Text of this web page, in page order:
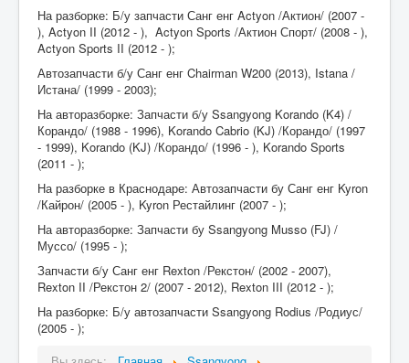
На разборке: Б/у запчасти Санг енг Actyon /Актион/ (2007 -
), Actyon II (2012 - ), Actyon Sports /Актион Спорт/ (2008 - ),
Actyon Sports II (2012 - );
Автозапчасти б/у Санг енг Chairman W200 (2013), Istana /
Истана/ (1999 - 2003);
На авторазборке: Запчасти б/у Ssangyong Korando (K4) /
Корандо/ (1988 - 1996), Korando Cabrio (KJ) /Корандо/ (1997
- 1999), Korando (KJ) /Корандо/ (1996 - ), Korando Sports
(2011 - );
На разборке в Краснодаре: Автозапчасти бу Санг енг Kyron
/Кайрон/ (2005 - ), Kyron Рестайлинг (2007 - );
На авторазборке: Запчасти бу Ssangyong Musso (FJ) /
Муссо/ (1995 - );
Запчасти б/у Санг енг Rexton /Рекстон/ (2002 - 2007),
Rexton II /Рекстон 2/ (2007 - 2012), Rexton III (2012 - );
На разборке: Б/у автозапчасти Ssangyong Rodius /Родиус/
(2005 - );